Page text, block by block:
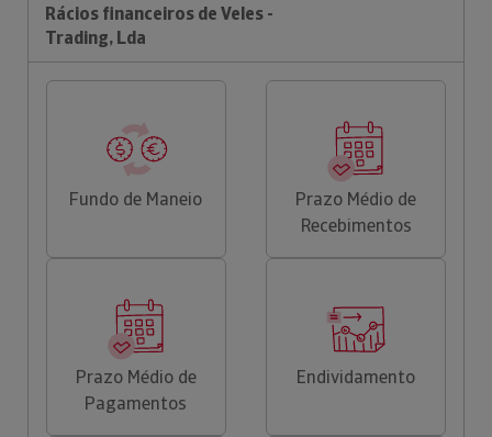
Rácios financeiros de Veles -
Trading, Lda
Fundo de Maneio
Prazo Médio de
Recebimentos
Prazo Médio de
Pagamentos
Endividamento